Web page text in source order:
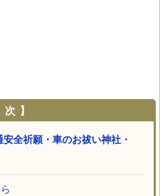
次 】
全祈願・車のお祓い神社・